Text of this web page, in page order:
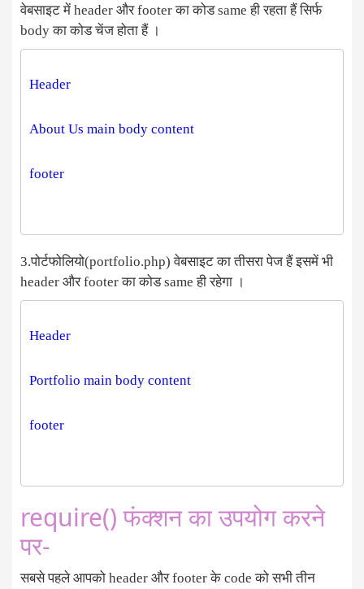
वेबसाइट में header और footer का कोड same ही रहता हैं सिर्फ
body का कोड चेंज होता हैं ।
3.पोर्टफोलियो(portfolio.php) वेबसाइट का तीसरा पेज हैं इसमें भी
header और footer का कोड same ही रहेगा ।
require() फंक्शन का उपयोग करने
पर-
सबसे पहले आपको header और footer के code को सभी तीन